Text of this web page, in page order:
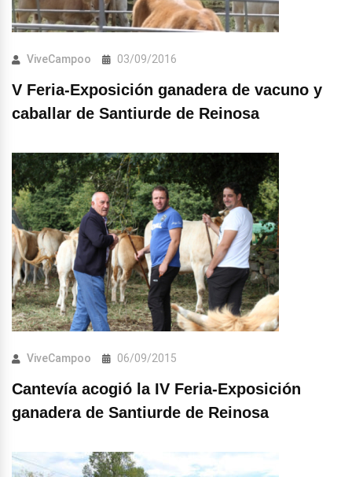
ViveCampoo 03/09/2016
V Feria-Exposición ganadera de vacuno y
caballar de Santiurde de Reinosa
ViveCampoo 06/09/2015
Cantevía acogió la IV Feria-Exposición
ganadera de Santiurde de Reinosa